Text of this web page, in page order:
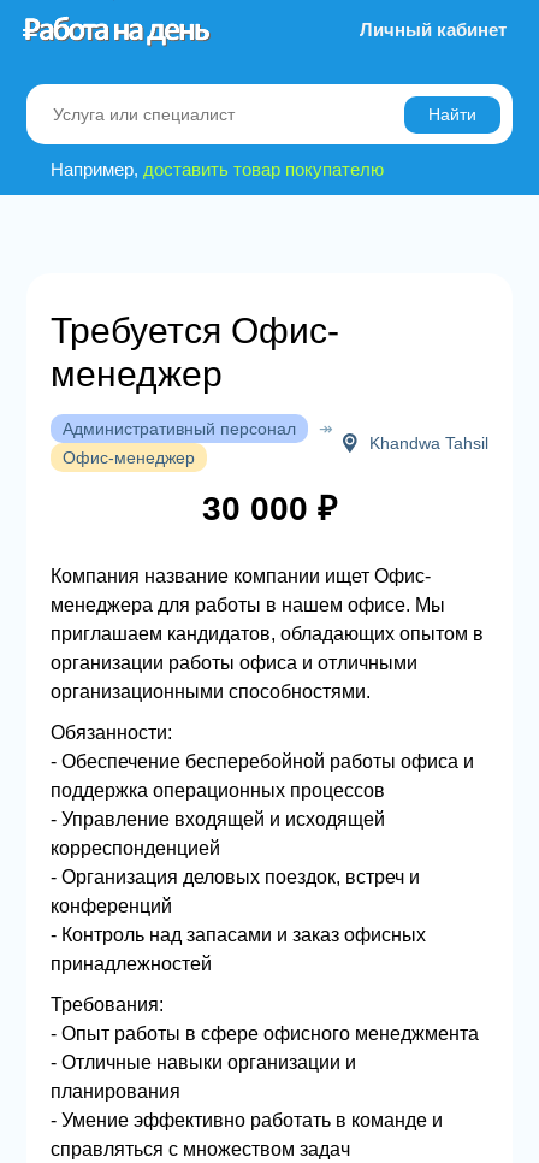
Личный кабинет
Найти
Например, доставить товар покупателю
Требуется Офис-
менеджер
Административный персонал
↠
Офис-менеджер
Khandwa Tahsil
30 000 ₽
Компания название компании ищет Офис-
менеджера для работы в нашем офисе. Мы
приглашаем кандидатов, обладающих опытом в
организации работы офиса и отличными
организационными способностями.
Обязанности:
- Обеспечение бесперебойной работы офиса и
поддержка операционных процессов
- Управление входящей и исходящей
корреспонденцией
- Организация деловых поездок, встреч и
конференций
- Контроль над запасами и заказ офисных
принадлежностей
Требования:
- Опыт работы в сфере офисного менеджмента
- Отличные навыки организации и
планирования
- Умение эффективно работать в команде и
справляться с множеством задач